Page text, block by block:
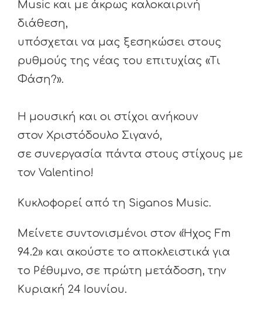
Music και με άκρως καλοκαιρινή
διάθεση,
υπόσχεται να μας ξεσηκώσει στους
ρυθμούς της νέας του επιτυχίας «Τι
Φάση?».
Η μουσική και οι στίχοι ανήκουν
στον Χριστόδουλο Σιγανό,
σε συνεργασία πάντα στους στίχους με
τον Valentino!
Κυκλοφορεί από τη Siganos Music.
Μείνετε συντονισμένοι στον «Ήχος Fm
94.2» και ακούστε το αποκλειστικά για
το Ρέθυμνο, σε πρώτη μετάδοση, την
Κυριακή 24 Ιουνίου.